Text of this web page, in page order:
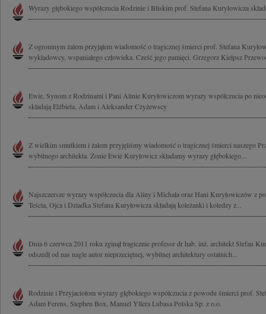
Wyrazy głębokiego współczucia Rodzinie i Bliskim prof. Stefana Kuryłowicza
Z ogromnym żalem przyjąłem wiadomość o tragicznej śmierci prof. Stefana
wykładowcy, wspaniałego człowieka. Cześć jego pamięci. Grzegorz Kiełpsz
Ewie, Synom z Rodzinami i Pani Alinie Kuryłowiczom wyrazy współczucia po
składają Elżbieta, Adam i Aleksander Czyżewscy
Z wielkim smutkiem i żalem przyjęliśmy wiadomość o tragicznej śmierci naszego
wybitnego architekta. Żonie Ewie Kuryłowicz składamy wyrazy głębokiego...
Najszczersze wyrazy współczucia dla Aliny i Michała oraz Hani Kuryłowiczów z
Teścia, Ojca i Dziadka Stefana Kuryłowicza składają koleżanki i koledzy z...
Dnia 6 czerwca 2011 roku zginął tragicznie profesor dr hab. inż. architekt Stefan
odszedł od nas nagle autor nieprzeciętnej, wybitnej architektury ostatnich...
Rodzinie i Przyjaciołom wyrazy głębokiego współczucia z powodu śmierci prof.
Adam Ferens, Stephen Box, Manuel Yllera Lubasa Polska Sp. z o.o.